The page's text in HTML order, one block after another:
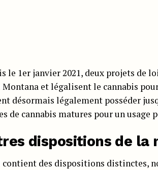
le 1er janvier 2021, deux projets de
et légalisent le cannabis
désormais légalement posséder
de cannabis matures pour un usage
dispositions de la
des dispositions distinctes,